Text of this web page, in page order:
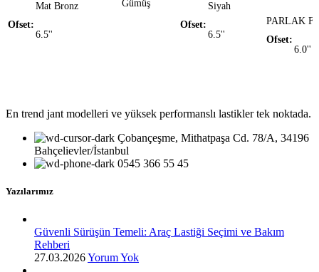
Mat Bronz
Ofset
6.5''
Gümüş
Siyah
Ofset
6.5''
PARLAK
Ofset
6.0''
En trend jant modelleri ve yüksek performanslı lastikler tek noktada.
Çobançeşme, Mithatpaşa Cd. 78/A, 34196
Bahçelievler/İstanbul
0545 366 55 45
Yazılarımız
Güvenli Sürüşün Temeli: Araç Lastiği Seçimi ve Bakım
Rehberi
27.03.2026Yorum Yok